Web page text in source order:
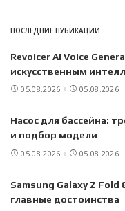
ПОСЛЕДНИЕ ПУБИКАЦИИ
Revoicer AI Voice
искусственным
05.08.2026 05.08.2026
Насос для бассейна:
и подбор модели
05.08.2026 05.08.2026
Samsung Galaxy Z
главные достоинства